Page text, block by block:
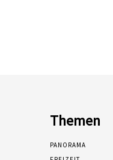
Themen
PANORAMA